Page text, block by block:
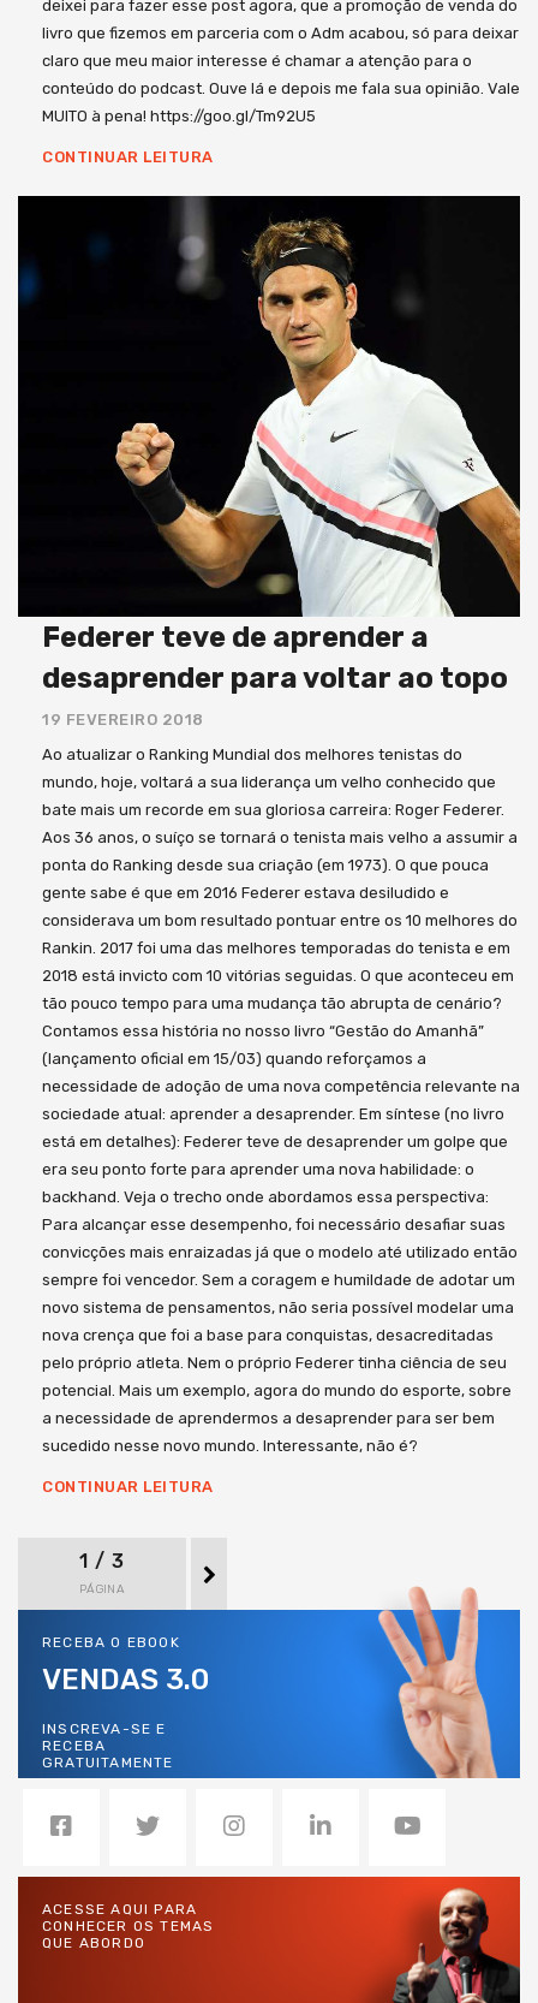
deixei para fazer esse post agora, que a promoção de venda do
livro que fizemos em parceria com o Adm acabou, só para deixar
claro que meu maior interesse é chamar a atenção para o
conteúdo do podcast. Ouve lá e depois me fala sua opinião. Vale
MUITO à pena! https://goo.gl/Tm92U5
CONTINUAR LEITURA
Federer teve de aprender a
desaprender para voltar ao topo
19 FEVEREIRO 2018
Ao atualizar o Ranking Mundial dos melhores tenistas do
mundo, hoje, voltará a sua liderança um velho conhecido que
bate mais um recorde em sua gloriosa carreira: Roger Federer.
Aos 36 anos, o suíço se tornará o tenista mais velho a assumir a
ponta do Ranking desde sua criação (em 1973). O que pouca
gente sabe é que em 2016 Federer estava desiludido e
considerava um bom resultado pontuar entre os 10 melhores do
Rankin. 2017 foi uma das melhores temporadas do tenista e em
2018 está invicto com 10 vitórias seguidas. O que aconteceu em
tão pouco tempo para uma mudança tão abrupta de cenário?
Contamos essa história no nosso livro “Gestão do Amanhã”
(lançamento oficial em 15/03) quando reforçamos a
necessidade de adoção de uma nova competência relevante na
sociedade atual: aprender a desaprender. Em síntese (no livro
está em detalhes): Federer teve de desaprender um golpe que
era seu ponto forte para aprender uma nova habilidade: o
backhand. Veja o trecho onde abordamos essa perspectiva:
Para alcançar esse desempenho, foi necessário desafiar suas
convicções mais enraizadas já que o modelo até utilizado então
sempre foi vencedor. Sem a coragem e humildade de adotar um
novo sistema de pensamentos, não seria possível modelar uma
nova crença que foi a base para conquistas, desacreditadas
pelo próprio atleta. Nem o próprio Federer tinha ciência de seu
potencial. Mais um exemplo, agora do mundo do esporte, sobre
a necessidade de aprendermos a desaprender para ser bem
sucedido nesse novo mundo. Interessante, não é?
CONTINUAR LEITURA
1 / 3
PÁGINA
RECEBA O EBOOK
VENDAS 3.0
INSCREVA-SE E
RECEBA
GRATUITAMENTE
ACESSE AQUI PARA
CONHECER OS TEMAS
QUE ABORDO